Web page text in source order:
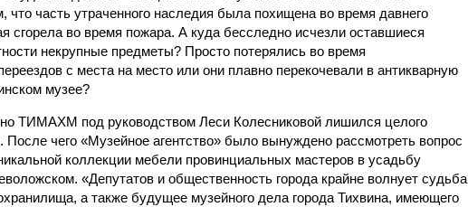
что часть утраченного наследия была похищена во время давнего
сгорела во время пожара. А куда бесследно исчезли оставшиеся
некрупные предметы? Просто потерялись во время
с места на место или они плавно перекочевали в антикварную
музее?
ТИМАХМ под руководством Леси Колесниковой лишился целого
После чего «Музейное агентство» было вынуждено рассмотреть вопрос
коллекции мебели провинциальных мастеров в усадьбу
«Депутатов и общественность города крайне волнует судьба
а также будущее музейного дела города Тихвина, имеющего